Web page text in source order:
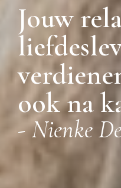
Jouw
ook na
-Nienke